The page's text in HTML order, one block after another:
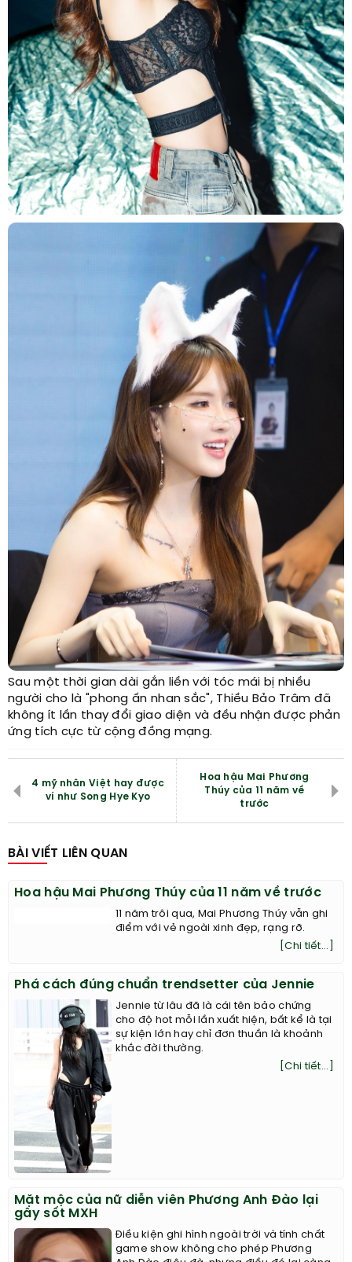
Sau một thời gian dài gắn liền với tóc mái bị nhiều
người cho là "phong ấn nhan sắc", Thiều Bảo Trâm đã
không ít lần thay đổi giao diện và đều nhận được phản
ứng tích cực từ cộng đồng mạng.
4 mỹ nhân Việt hay được
ví như Song Hye Kyo
Hoa hậu Mai Phương
Thúy của 11 năm về
trước
BÀI VIẾT LIÊN QUAN
Hoa hậu Mai Phương Thúy của 11 năm về trước
11 năm trôi qua, Mai Phương Thúy vẫn ghi
điểm với vẻ ngoài xinh đẹp, rạng rỡ.
[Chi tiết...]
Phá cách đúng chuẩn trendsetter của Jennie